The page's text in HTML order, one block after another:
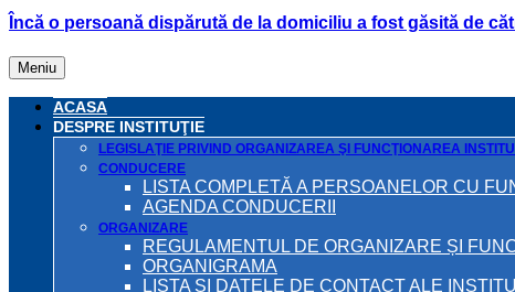
Încă o persoană dispărută de la domiciliu a fost găsită de
Meniu
ACASA
DESPRE INSTITUŢIE
LEGISLAŢIE PRIVIND ORGANIZAREA ŞI FUNCŢIONAREA
CONDUCERE
LISTA COMPLETĂ A PERSOANELOR CU
AGENDA CONDUCERII
ORGANIZARE
REGULAMENTUL DE ORGANIZARE ȘI
ORGANIGRAMA
LISTA ŞI DATELE DE CONTACT ALE